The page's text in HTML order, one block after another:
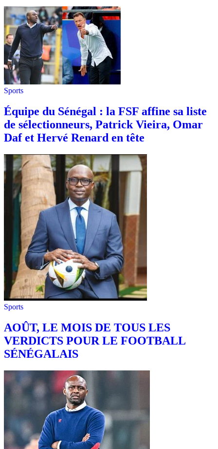
Sports
Équipe du Sénégal : la FSF affine sa liste
de sélectionneurs, Patrick Vieira, Omar
Daf et Hervé Renard en tête
Sports
AOÛT, LE MOIS DE TOUS LES
VERDICTS POUR LE FOOTBALL
SÉNÉGALAIS